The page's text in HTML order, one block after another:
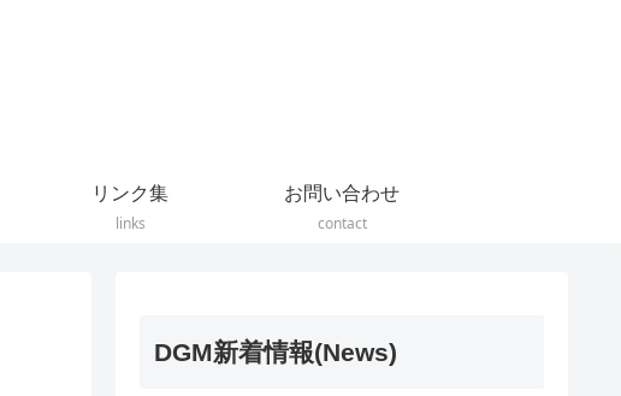
リンク集
links
お問い合わせ
contact
DGM新着情報(News)